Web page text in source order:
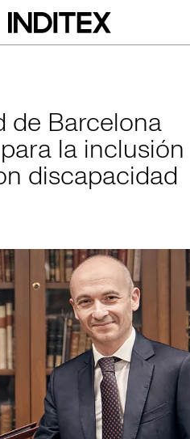
de Barcelona
la inclusión
discapacidad